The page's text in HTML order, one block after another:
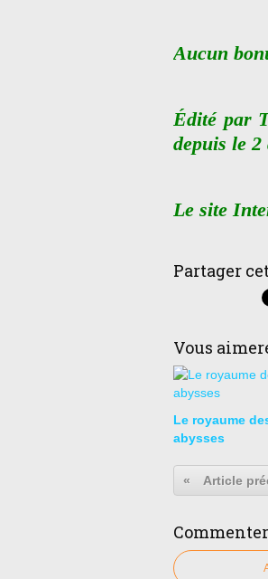
Aucun
Édité par
depuis le 2
Le site
Partager
Vous
Le royaume
abysses
« Article